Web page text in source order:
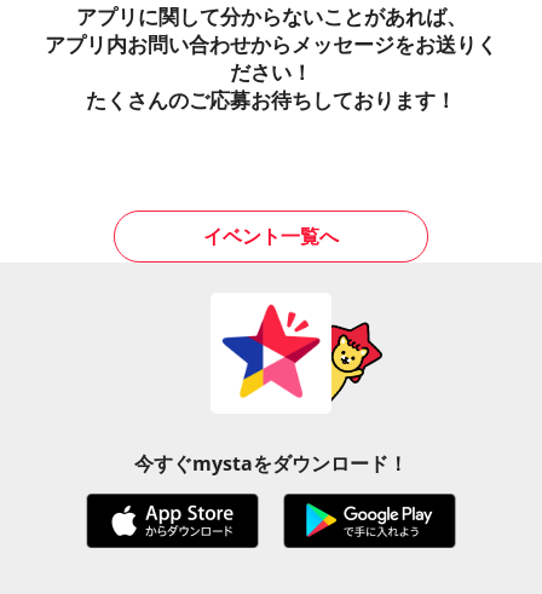
アプリに関して分からないことがあれば、
アプリ内お問い合わせからメッセージをお送りく
ださい！
たくさんのご応募お待ちしております！
イベント一覧へ
今すぐmystaをダウンロード！